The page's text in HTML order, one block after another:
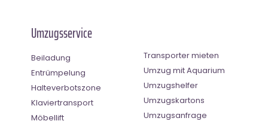
Umzugsservice
Beiladung
Entrümpelung
Halteverbotszone
Klaviertransport
Möbellift
Transporter mieten
Umzug mit Aquarium
Umzugshelfer
Umzugskartons
Umzugsanfrage